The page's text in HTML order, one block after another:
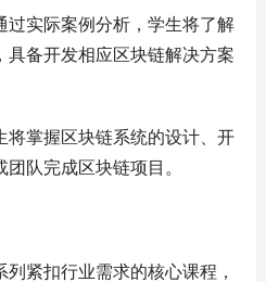
过实际案例分析，学生将了解
具备开发相应区块链解决方案
将掌握区块链系统的设计、开
队完成区块链项目。
紧扣行业需求的核心课程，